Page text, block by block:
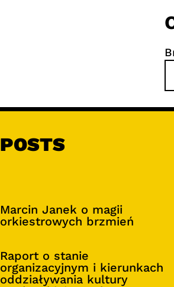
u
k
POSTS
Marcin Janek o magii
orkiestrowych brzmień
Raport o stanie
organizacyjnym i kierunkach
oddziaływania kultury